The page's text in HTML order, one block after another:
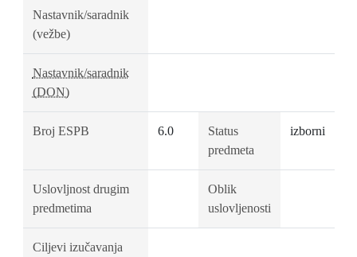
Nastavnik/saradnik
(vežbe)
Nastavnik/saradnik
(DON)
Broj ESPB 6.0
Status
predmeta
izborni
Uslovljnost drugim
predmetima
Oblik
uslovljenosti
Ciljevi izučavanja